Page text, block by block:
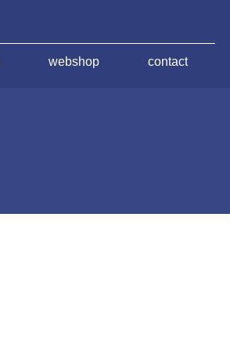
webshop contact